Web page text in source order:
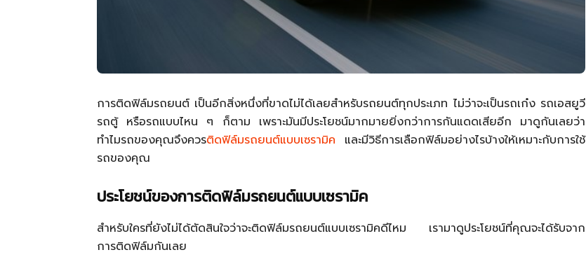
ไทย
สบาย(ดอท)คอม
การติดฟิล์มรถยนต์ เป็นอีกสิ่งหนึ่งที่ขาดไม่ได้เลยสำหรับรถยนต์ทุกประเภท ไม่ว่าจะเป็นรถเก๋ง รถเอสยูวี
รถตู้ หรือรถแบบไหน ๆ ก็ตาม เพราะมันมีประโยชน์มากมายยิ่งกว่าการกันแดดเสียอีก มาดูกันเลยว่า
ทำไมรถของคุณจึงควรติดฟิล์มรถยนต์แบบเซรามิค และมีวิธีการเลือกฟิล์มอย่างไรบ้างให้เหมาะกับการใช้
รถของคุณ
ประโยชน์ของการติดฟิล์มรถยนต์แบบเซรามิค
สำหรับใครที่ยังไม่ได้ตัดสินใจว่าจะติดฟิล์มรถยนต์แบบเซรามิคดีไหม เรามาดูประโยชน์ที่คุณจะได้รับจาก
การติดฟิล์มกันเลย